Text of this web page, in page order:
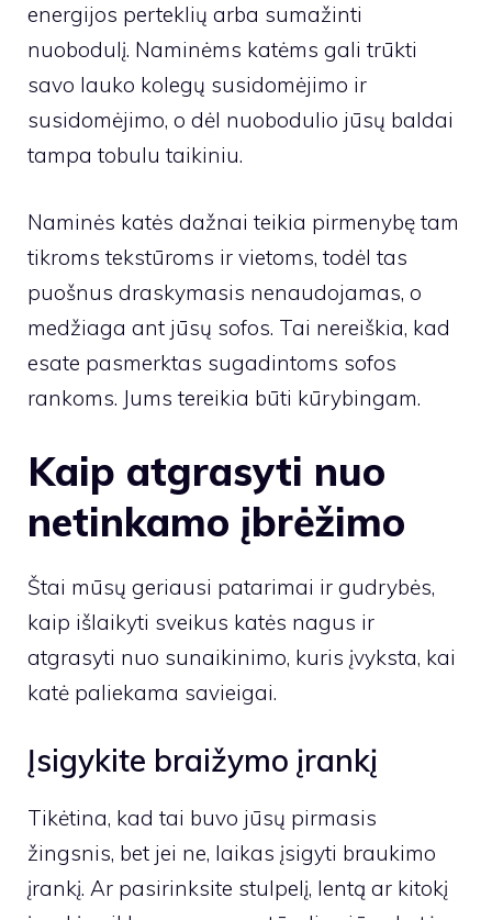
energijos perteklių arba sumažinti
nuobodulį. Naminėms katėms gali trūkti
savo lauko kolegų susidomėjimo ir
susidomėjimo, o dėl nuobodulio jūsų baldai
tampa tobulu taikiniu.
Naminės katės dažnai teikia pirmenybę tam
tikroms tekstūroms ir vietoms, todėl tas
puošnus draskymasis nenaudojamas, o
medžiaga ant jūsų sofos. Tai nereiškia, kad
esate pasmerktas sugadintoms sofos
rankoms. Jums tereikia būti kūrybingam.
Kaip atgrasyti nuo
netinkamo įbrėžimo
Štai mūsų geriausi patarimai ir gudrybės,
kaip išlaikyti sveikus katės nagus ir
atgrasyti nuo sunaikinimo, kuris įvyksta, kai
katė paliekama savieigai.
Įsigykite braižymo įrankį
Tikėtina, kad tai buvo jūsų pirmasis
žingsnis, bet jei ne, laikas įsigyti braukimo
įrankį. Ar pasirinksite stulpelį, lentą ar kitokį